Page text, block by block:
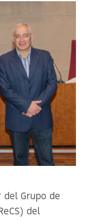
Grupo de
del